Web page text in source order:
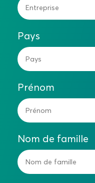
Pays
Prénom
Nom de famille